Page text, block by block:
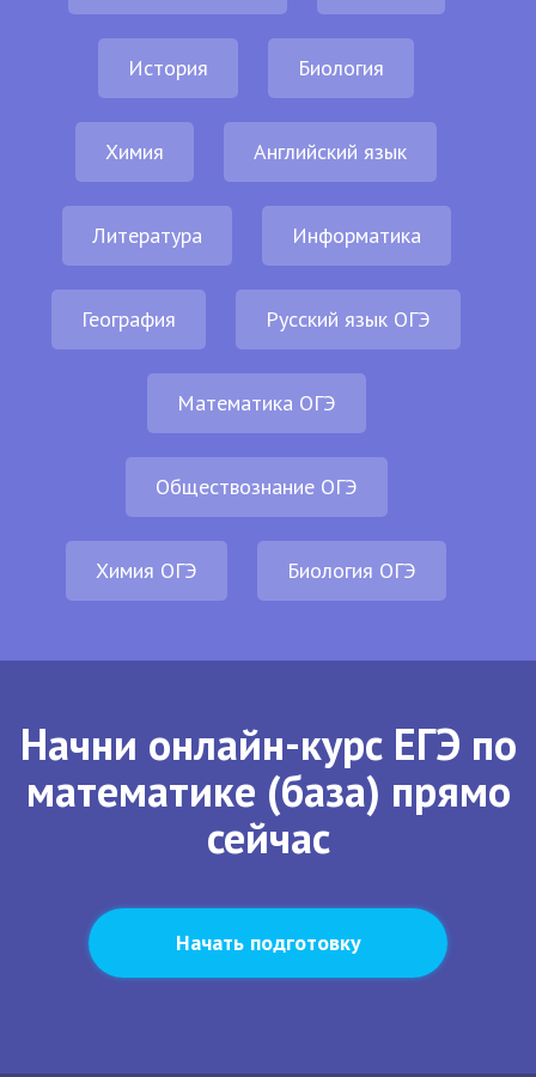
История Биология
Химия Английский язык
Литература Информатика
География Русский язык ОГЭ
Математика ОГЭ
Обществознание ОГЭ
Химия ОГЭ Биология ОГЭ
Начни онлайн-курс ЕГЭ по
математике (база) прямо
сейчас
Начать подготовку